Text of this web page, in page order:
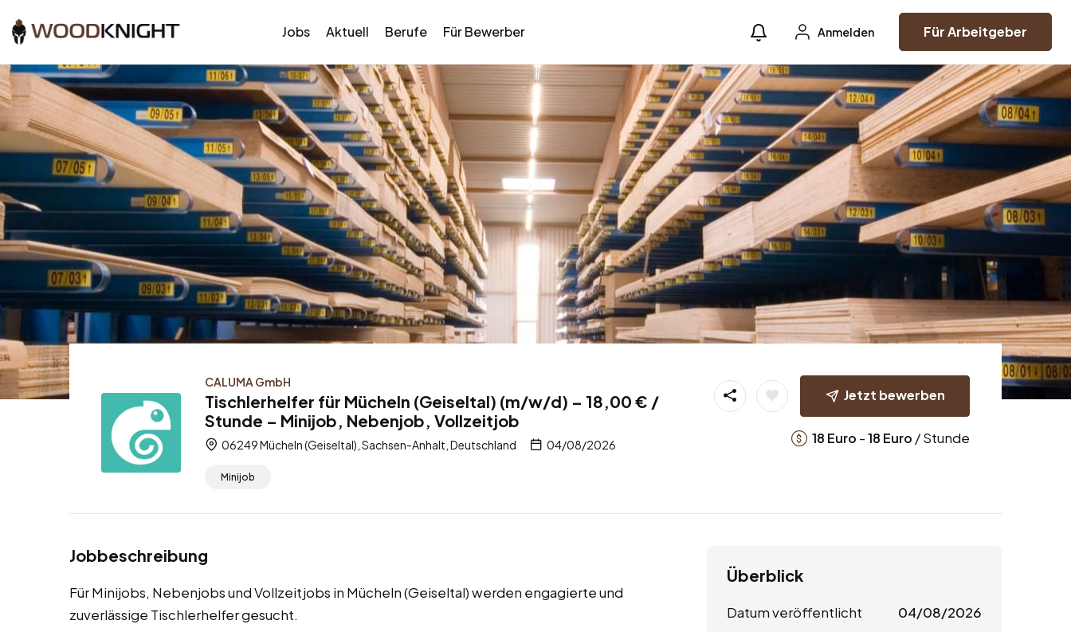
Jobs Aktuell Berufe Für Bewerber Anmelden Für Arbeitgeber
CALUMA GmbH
Tischlerhelfer für Mücheln (Geiseltal) (m/w/d) – 18,00 € /
Stunde – Minijob, Nebenjob, Vollzeitjob
06249 Mücheln (Geiseltal), Sachsen-Anhalt, Deutschland 04/08/2026
Minijob
Jetzt bewerben
18 Euro -18 Euro / Stunde
Jobbeschreibung
Für Minijobs, Nebenjobs und Vollzeitjobs in Mücheln (Geiseltal) werden engagierte und
zuverlässige Tischlerhelfer gesucht.
Überblick
Datum veröffentlicht 04/08/2026